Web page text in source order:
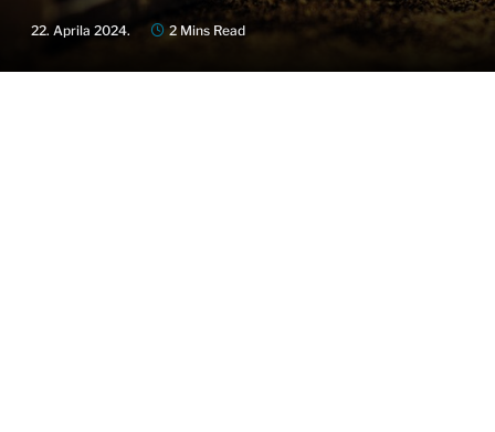
22. Aprila 2024. 2 Mins Read